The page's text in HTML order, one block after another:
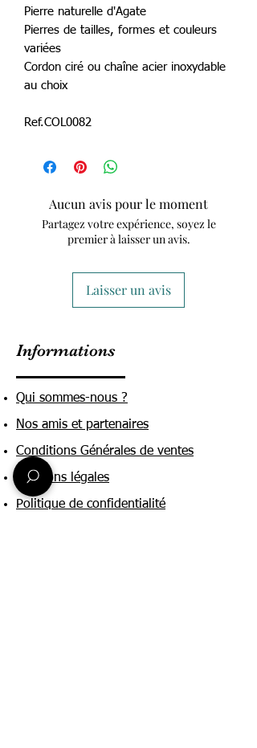
Pierre naturelle d'Agate
Pierres de tailles, formes et couleurs
variées
Cordon ciré ou chaîne acier inoxydable
au choix
Ref.COL0082
Aucun avis pour le moment
Partagez votre expérience, soyez le
premier à laisser un avis.
Laisser un avis
Informations
Qui sommes-nous ?
Nos amis et partenaires
Conditions Générales de ventes
Mentions légales
Politique de confidentialité